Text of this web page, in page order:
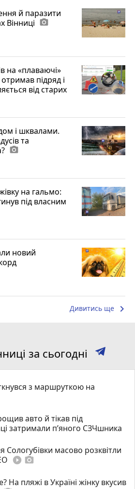
й паразити
Вінниці photo_camera
на «плаваючі»
підряд і
від старих
і шквалами.
та
photo_camera
на гальмо:
під власним
новий
Дивитись ще keyboard_arrow_right
за сьогодні
з маршруткою на
авто й тікав під
затримали п’яного СЗЧшника
Сологубівки масово розквітли
play_circle_filled photo_camera
На пляжі в Україні жінку вкусив